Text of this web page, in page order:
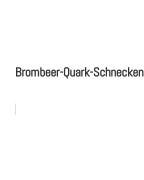
Brombeer-Quark-Schnecken